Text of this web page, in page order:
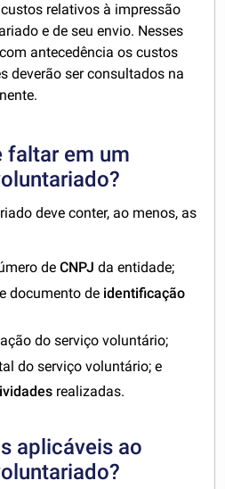
relativos à impressão
e de seu envio. Nesses
antecedência os custos
deverão ser consultados na
faltar em um
deve conter, ao menos, as
deCNPJ da entidade;
e documento de identificação
do serviço voluntário;
do serviço voluntário; e
realizadas.
aplicáveis ao